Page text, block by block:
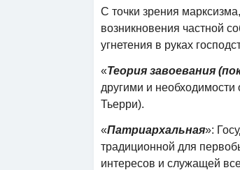
С точки зрения
возникновения частной
угнетения в руках
«Теория завоевания
другими и
Тьерри).
«Патриархальная»:
традиционной для
интересов и служащей